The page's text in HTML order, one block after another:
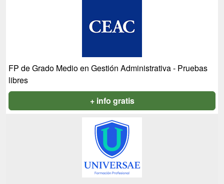
FP de Grado Medio en Gestión Administrativa - Pruebas
libres
+ info gratis